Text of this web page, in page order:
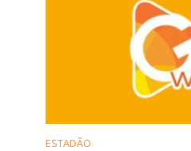
ESTADÃO